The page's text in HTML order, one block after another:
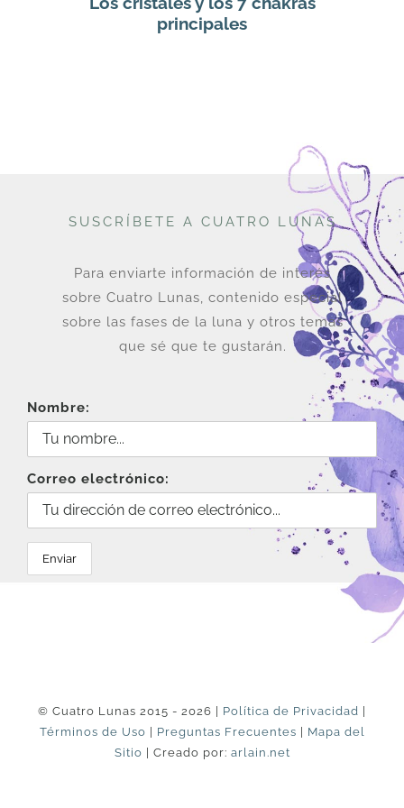
principales
SUSCRÍBETE A CUATRO LUNAS
Para enviarte información de interés
sobre Cuatro Lunas, contenido especial
sobre las fases de la luna y otros temas
que sé que te gustarán.
Nombre:
Correo electrónico:
© Cuatro Lunas 2015 - 2026 | Política de Privacidad |
Términos de Uso | Preguntas Frecuentes | Mapa del
Sitio | Creado por: arlain.net